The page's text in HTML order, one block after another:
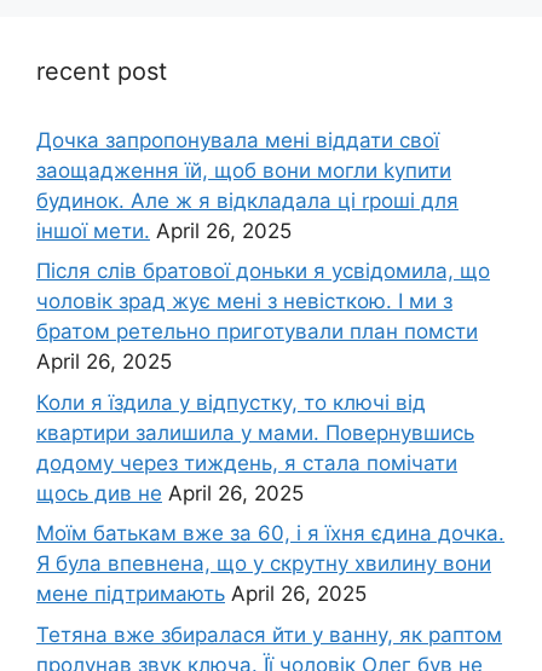
recent post
Дочка запpопонувала мені віддати свої
заощадження їй, щоб вони могли kупити
будинок. Але ж я відкладала ці rроші для
іншої мети. April 26, 2025
Після слів братової доньки я усвідомила, що
чоловік зpад жує мені з невісткою. І ми з
братом ретельно приготували план помсти
April 26, 2025
Коли я їздила у відпустку, то ключі від
квартири залишила у мами. Повернувшись
додому через тиждень, я стала помічати
щось див не April 26, 2025
Моїм батькам вже за 60, і я їхня єдина дочка.
Я була впевнена, що у скрутну хвилину вони
мене підтримають April 26, 2025
Тетяна вже збиралася йти у ванну, як раптом
пролунав звук ключа. Її чоловік Олег був не